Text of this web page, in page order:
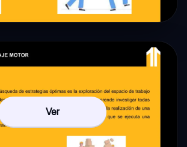
Ver